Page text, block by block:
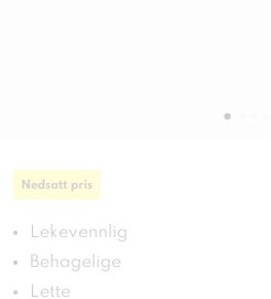
Nedsatt pris
Lekevennlig
Behagelige
Lette